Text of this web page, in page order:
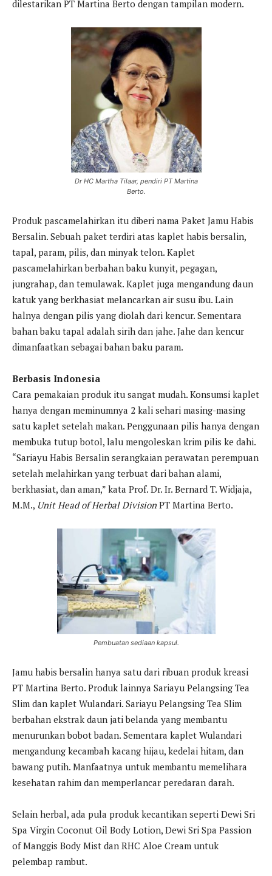
dilestarikan PT Martina Berto dengan tampilan modern.
Dr HC Martha Tilaar, pendiri PT Martina
Berto.
Produk pascamelahirkan itu diberi nama Paket Jamu Habis
Bersalin. Sebuah paket terdiri atas kaplet habis bersalin,
tapal, param, pilis, dan minyak telon. Kaplet
pascamelahirkan berbahan baku kunyit, pegagan,
jungrahap, dan temulawak. Kaplet juga mengandung daun
katuk yang berkhasiat melancarkan air susu ibu. Lain
halnya dengan pilis yang diolah dari kencur. Sementara
bahan baku tapal adalah sirih dan jahe. Jahe dan kencur
dimanfaatkan sebagai bahan baku param.
Berbasis Indonesia
Cara pemakaian produk itu sangat mudah. Konsumsi kaplet
hanya dengan meminumnya 2 kali sehari masing-masing
satu kaplet setelah makan. Penggunaan pilis hanya dengan
membuka tutup botol, lalu mengoleskan krim pilis ke dahi.
“Sariayu Habis Bersalin serangkaian perawatan perempuan
setelah melahirkan yang terbuat dari bahan alami,
berkhasiat, dan aman,” kata Prof. Dr. Ir. Bernard T. Widjaja,
M.M., Unit Head of Herbal Division PT Martina Berto.
Pembuatan sediaan kapsul.
Jamu habis bersalin hanya satu dari ribuan produk kreasi
PT Martina Berto. Produk lainnya Sariayu Pelangsing Tea
Slim dan kaplet Wulandari. Sariayu Pelangsing Tea Slim
berbahan ekstrak daun jati belanda yang membantu
menurunkan bobot badan. Sementara kaplet Wulandari
mengandung kecambah kacang hijau, kedelai hitam, dan
bawang putih. Manfaatnya untuk membantu memelihara
kesehatan rahim dan memperlancar peredaran darah.
Selain herbal, ada pula produk kecantikan seperti Dewi Sri
Spa Virgin Coconut Oil Body Lotion, Dewi Sri Spa Passion
of Manggis Body Mist dan RHC Aloe Cream untuk
pelembap rambut.